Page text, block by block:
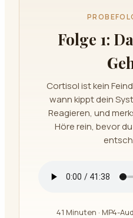
Folge 1:
Cortisol ist kein
wann kippt dein
Reagieren, und
Höre rein, bevor
41 Minuten · MP4-